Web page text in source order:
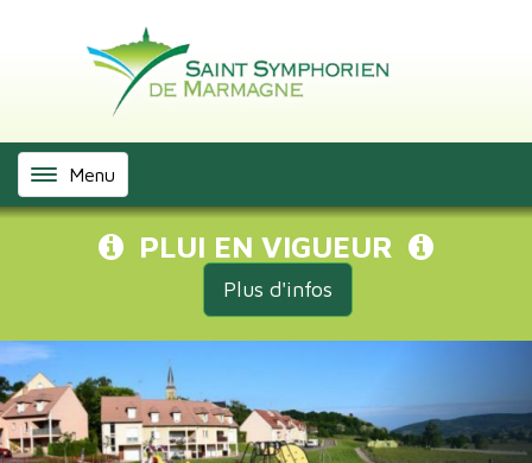
Menu
PLUI EN VIGUEUR
Plus d'infos